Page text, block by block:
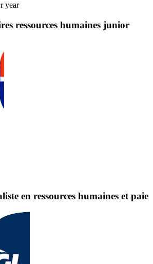
year
ressources humaines junior
en ressources humaines et paie